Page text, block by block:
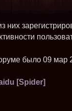
них
было 09 мар
[Spider]